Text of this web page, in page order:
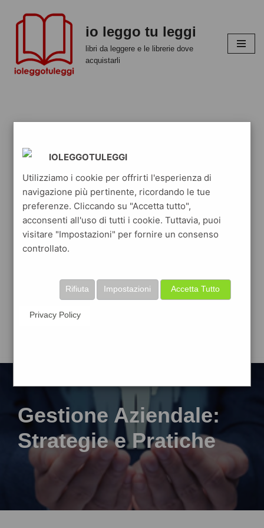
contenuto
io leggo tu leggi
libri da leggere e le librerie dove
acquistarli
Gestione Aziendale:
Strategie e Pratiche
IOLEGGOTULEGGI
Utilizziamo i cookie per offrirti l'esperienza di
navigazione più pertinente, ricordando le tue
preferenze. Cliccando su "Accetta tutto",
acconsenti all'uso di tutti i cookie. Tuttavia, puoi
visitare "Impostazioni" per fornire un consenso
controllato.
Accetta Tutto
Impostazioni
Rifiuta
Privacy Policy